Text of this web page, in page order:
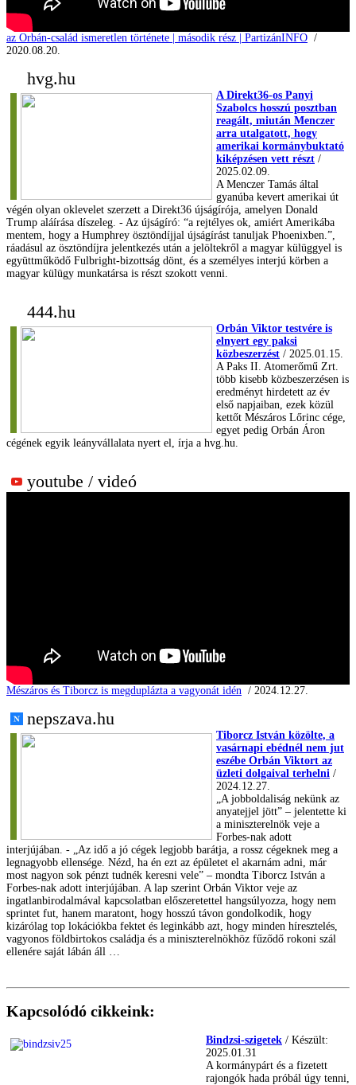
az Orbán-család ismeretlen története | második rész | PartizánINFO /
2020.08.20.
hvg.hu
A Direkt36-os Panyi
Szabolcs hosszú posztban
reagált, miután Menczer
arra utalgatott, hogy
amerikai kormánybuktató
kiképzésen vett részt /
2025.02.09.
A Menczer Tamás által
gyanúba kevert amerikai út
végén olyan oklevelet szerzett a Direkt36 újságírója, amelyen Donald
Trump aláírása díszeleg. - Az újságíró: “a rejtélyes ok, amiért Amerikába
mentem, hogy a Humphrey ösztöndíjjal újságírást tanuljak Phoenixben.”,
ráadásul az ösztöndíjra jelentkezés után a jelöltekről a magyar külüggyel is
együttműködő Fulbright-bizottság dönt, és a személyes interjú körben a
magyar külügy munkatársa is részt szokott venni.
444.hu
Orbán Viktor testvére is
elnyert egy paksi
közbeszerzést / 2025.01.15.
A Paks II. Atomerőmű Zrt.
több kisebb közbeszerzésen is
eredményt hirdetett az év
első napjaiban, ezek közül
kettőt Mészáros Lőrinc cége,
egyet pedig Orbán Áron
cégének egyik leányvállalata nyert el, írja a hvg.hu.
youtube / videó
Mészáros és Tiborcz is megduplázta a vagyonát idén / 2024.12.27.
nepszava.hu
Tiborcz István közölte, a
vasárnapi ebédnél nem jut
eszébe Orbán Viktort az
üzleti dolgaival terhelni /
2024.12.27.
„A jobboldaliság nekünk az
anyatejjel jött” – jelentette ki
a miniszterelnök veje a
Forbes-nak adott
interjújában. - „Az idő a jó cégek legjobb barátja, a rossz cégeknek meg a
legnagyobb ellensége. Nézd, ha én ezt az épületet el akarnám adni, már
most nagyon sok pénzt tudnék keresni vele” – mondta Tiborcz István a
Forbes-nak adott interjújában. A lap szerint Orbán Viktor veje az
ingatlanbirodalmával kapcsolatban előszeretettel hangsúlyozza, hogy nem
sprintet fut, hanem maratont, hogy hosszú távon gondolkodik, hogy
kizárólag top lokációkba fektet és leginkább azt, hogy minden híresztelés,
vagyonos földbirtokos családja és a miniszterelnökhöz fűződő rokoni szál
ellenére saját lábán áll …
Kapcsolódó cikkeink:
Bindzsi-szigetek / Készült:
2025.01.31
A kormánypárt és a fizetett
rajongók hada próbál úgy tenni,